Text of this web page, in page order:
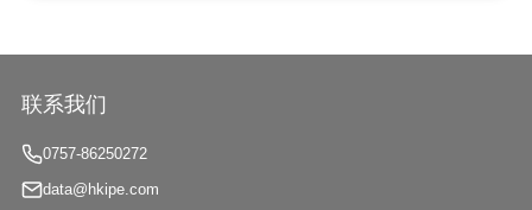
联系我们
0757-86250272
data@hkipe.com